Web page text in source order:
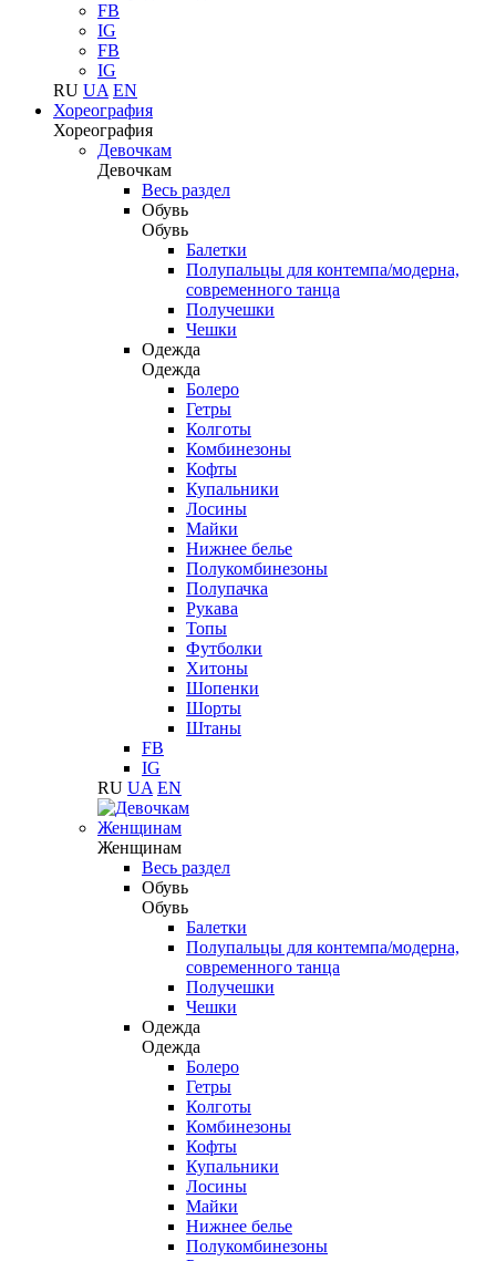
FB
IG
FB
IG
RU UA EN
Хореография
Хореография
Девочкам
Девочкам
Весь раздел
Обувь
Обувь
Балетки
Полупальцы для контемпа/модерна,
современного танца
Получешки
Чешки
Одежда
Одежда
Болеро
Гетры
Колготы
Комбинезоны
Кофты
Купальники
Лосины
Майки
Нижнее белье
Полукомбинезоны
Полупачка
Рукава
Топы
Футболки
Хитоны
Шопенки
Шорты
Штаны
FB
IG
RU UA EN
Женщинам
Женщинам
Весь раздел
Обувь
Обувь
Балетки
Полупальцы для контемпа/модерна,
современного танца
Получешки
Чешки
Одежда
Одежда
Болеро
Гетры
Колготы
Комбинезоны
Кофты
Купальники
Лосины
Майки
Нижнее белье
Полукомбинезоны